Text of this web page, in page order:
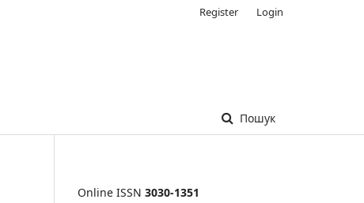
Пошук
Register Login
Online ISSN 3030-1351